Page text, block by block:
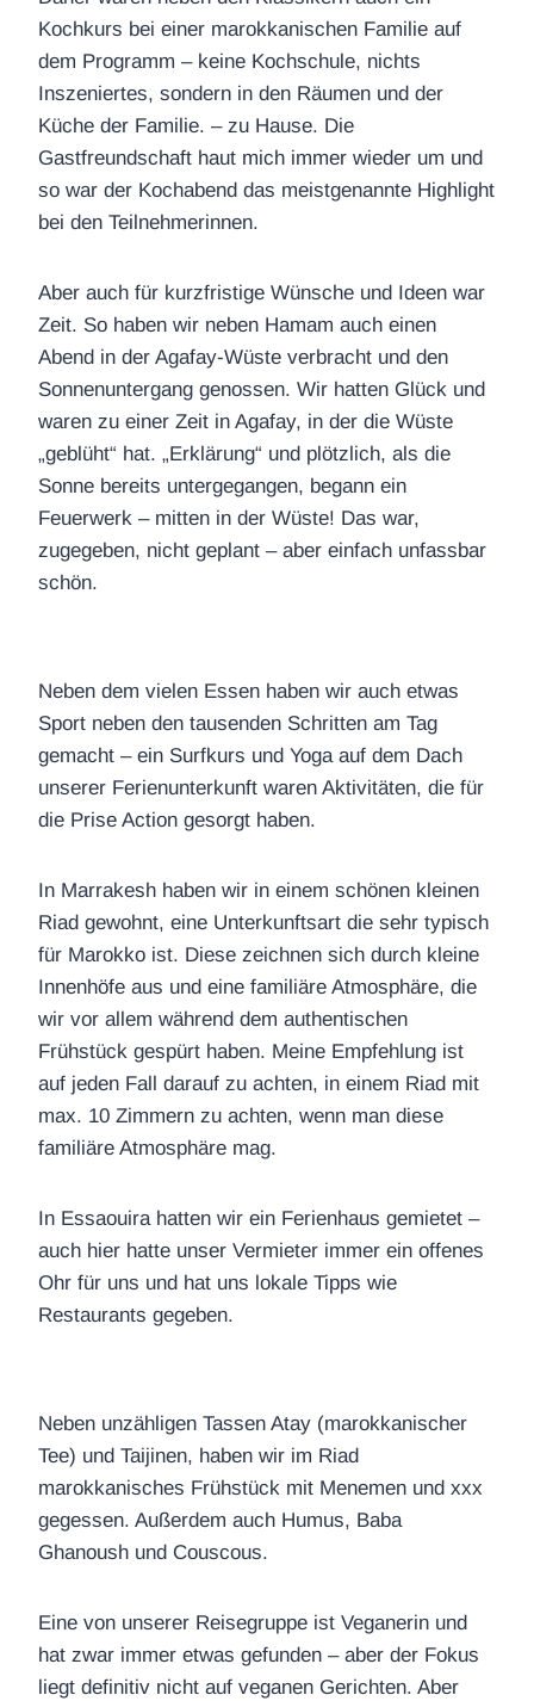
Kochkurs bei einer marokkanischen Familie auf
dem Programm – keine Kochschule, nichts
Inszeniertes, sondern in den Räumen und der
Küche der Familie. – zu Hause. Die
Gastfreundschaft haut mich immer wieder um und
so war der Kochabend das meistgenannte Highlight
bei den Teilnehmerinnen.
Aber auch für kurzfristige Wünsche und Ideen war
Zeit. So haben wir neben Hamam auch einen
Abend in der Agafay-Wüste verbracht und den
Sonnenuntergang genossen. Wir hatten Glück und
waren zu einer Zeit in Agafay, in der die Wüste
„geblüht“ hat. „Erklärung“ und plötzlich, als die
Sonne bereits untergegangen, begann ein
Feuerwerk – mitten in der Wüste! Das war,
zugegeben, nicht geplant – aber einfach unfassbar
schön.
Neben dem vielen Essen haben wir auch etwas
Sport neben den tausenden Schritten am Tag
gemacht – ein Surfkurs und Yoga auf dem Dach
unserer Ferienunterkunft waren Aktivitäten, die für
die Prise Action gesorgt haben.
In Marrakesh haben wir in einem schönen kleinen
Riad gewohnt, eine Unterkunftsart die sehr typisch
für Marokko ist. Diese zeichnen sich durch kleine
Innenhöfe aus und eine familiäre Atmosphäre, die
wir vor allem während dem authentischen
Frühstück gespürt haben. Meine Empfehlung ist
auf jeden Fall darauf zu achten, in einem Riad mit
max. 10 Zimmern zu achten, wenn man diese
familiäre Atmosphäre mag.
In Essaouira hatten wir ein Ferienhaus gemietet –
auch hier hatte unser Vermieter immer ein offenes
Ohr für uns und hat uns lokale Tipps wie
Restaurants gegeben.
Neben unzähligen Tassen Atay (marokkanischer
Tee) und Taijinen, haben wir im Riad
marokkanisches Frühstück mit Menemen und xxx
gegessen. Außerdem auch Humus, Baba
Ghanoush und Couscous.
Eine von unserer Reisegruppe ist Veganerin und
hat zwar immer etwas gefunden – aber der Fokus
liegt definitiv nicht auf veganen Gerichten. Aber